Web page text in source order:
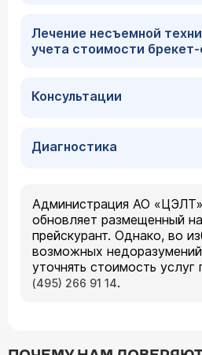
Лечение несъемной
учета стоимости
Консультации
Диагностика
Администрация АО «ЦЭЛТ»
обновляет размещенный
прейскурант. Однако, во
возможных
уточнять стоимость услуг
(495) 266 91 14.